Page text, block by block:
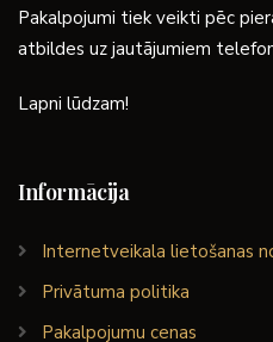
Pakalpojumi tiek veikti pēc
atbildes uz jautājumiem
Lapni lūdzam!
Informācija
Internetveikala lietošanas
Privātuma politika
Pakalpojumu cenas